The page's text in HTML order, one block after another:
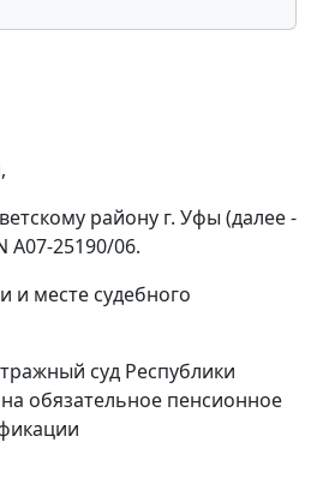
району г. Уфы (далее -
А07-25190/06.
месте судебного
суд Республики
обязательное пенсионное